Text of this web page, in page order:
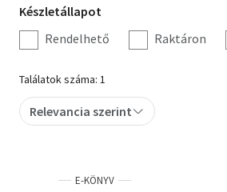
Hobbi, szabadidő
Irodalom
Művészet
Szakkönyv
Tankönyv, segédkönyv
Készletállapot
szűrés
Készletállapot
Rendelhető
Raktáron
Találatok száma: 1
Relevancia szerint
E-KÖNYV